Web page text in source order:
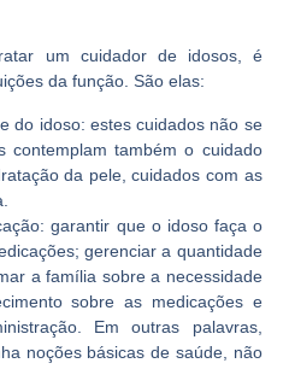
um cuidador de idosos, é
da função. São elas:
do idoso: estes cuidados não se
contemplam também o cuidado
da pele, cuidados com as
garantir que o idoso faça o
gerenciar a quantidade
a família sobre a necessidade
sobre as medicações e
Em outras palavras,
noções básicas de saúde, não